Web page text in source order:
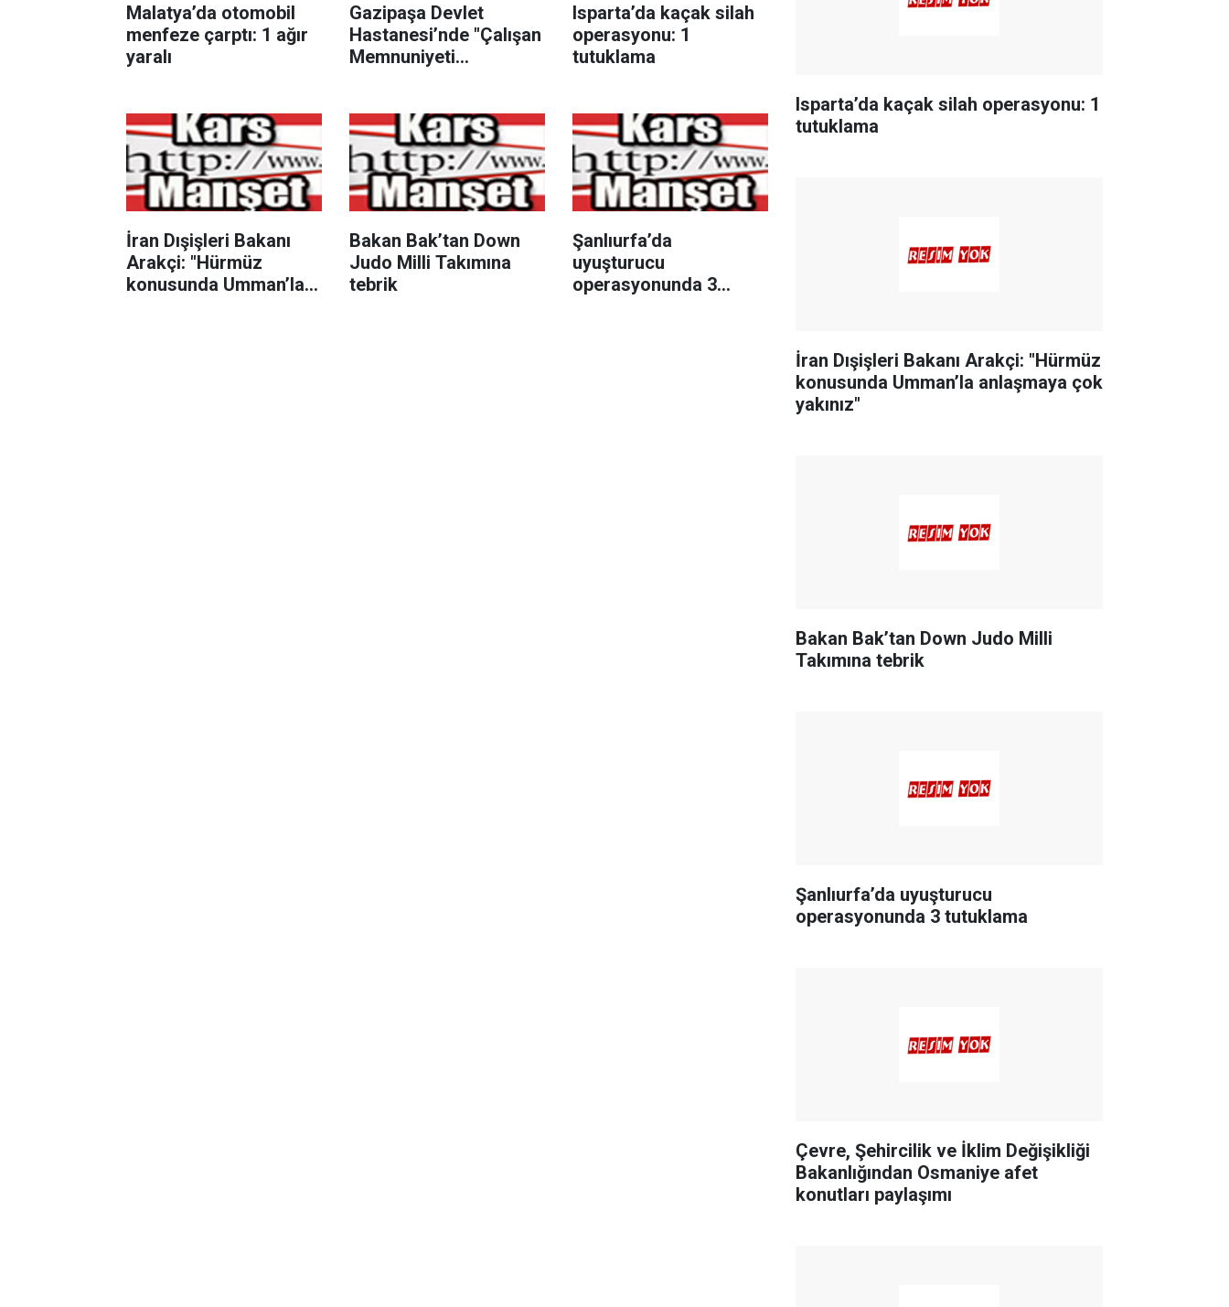
Malatya’da otomobil
menfeze çarptı: 1 ağır
yaralı
Gazipaşa Devlet
Hastanesi’nde "Çalışan
Memnuniyeti
Isparta’da kaçak silah
operasyonu: 1
tutuklama
İran Dışişleri Bakanı
Arakçi: "Hürmüz
konusunda Umman’la
Bakan Bak’tan Down
Judo Milli Takımına
tebrik
Şanlıurfa’da
uyuşturucu
operasyonunda 3
Isparta’da kaçak silah operasyonu: 1
tutuklama
İran Dışişleri Bakanı Arakçi: "Hürmüz
konusunda Umman’la anlaşmaya çok
yakınız"
Bakan Bak’tan Down Judo Milli
Takımına tebrik
Şanlıurfa’da uyuşturucu
operasyonunda 3 tutuklama
Çevre, Şehircilik ve İklim Değişikliği
Bakanlığından Osmaniye afet
konutları paylaşımı